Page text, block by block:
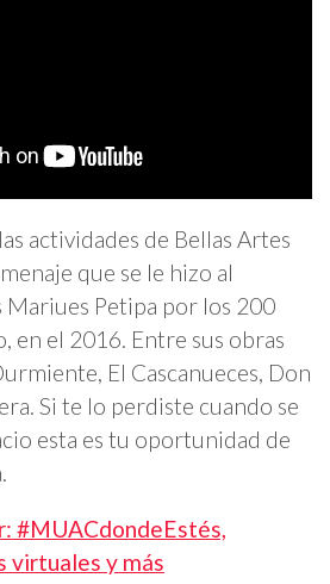
actividades de Bellas Artes
que se le hizo al
Petipa por los 200
en el 2016. Entre sus obras
El Cascanueces, Don
Si te lo perdiste cuando se
esta es tu oportunidad de
#MUACdondeEstés,
virtuales y más